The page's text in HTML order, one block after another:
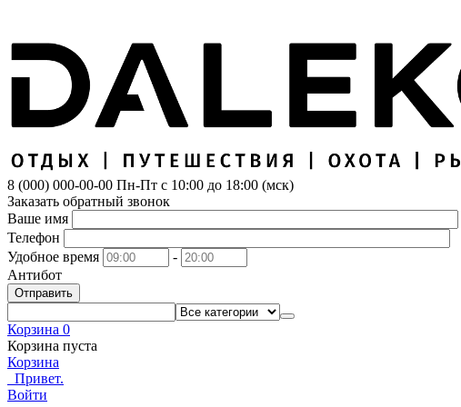
8 (000) 000-00-00 Пн-Пт с 10:00 до 18:00 (мск)
Заказать обратный звонок
Ваше имя
Телефон
Удобное время
-
Антибот
Отправить
Корзина 0
Корзина пуста
Корзина
Привет.
Войти